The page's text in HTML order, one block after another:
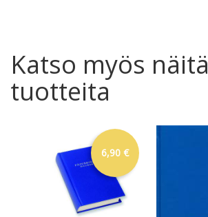
Katso myös näitä
tuotteita
6,90 €